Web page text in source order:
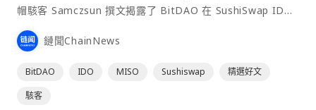
帽駭客 Samczsun 撰文揭露了 BitDAO 在 SushiSwap IDO
平台 MISO 進行荷式拍賣的智能合約存在安全漏洞，多名白
帽駭客聯手從眾籌資金池中拯救回 10.9 萬枚 ETH （約 3.5
鏈聞ChainNews
BitDAO IDO MISO Sushiswap
精選好文
駭客